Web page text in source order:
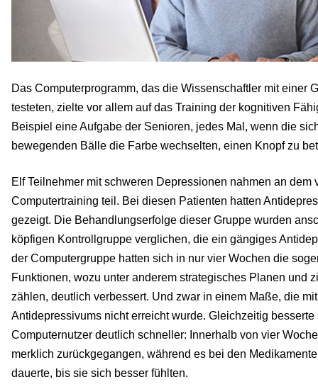
Das Computerprogramm, das die Wissenschaftler mit einer
testeten, zielte vor allem auf das Training der kognitiven
Beispiel eine Aufgabe der Senioren, jedes Mal, wenn die
bewegenden Bälle die Farbe wechselten, einen Knopf zu
Elf Teilnehmer mit schweren Depressionen nahmen an dem
Computertraining teil. Bei diesen Patienten hatten
gezeigt. Die Behandlungserfolge dieser Gruppe wurden
köpfigen Kontrollgruppe verglichen, die ein gängiges
der Computergruppe hatten sich in nur vier Wochen die
Funktionen, wozu unter anderem strategisches Planen und
zählen, deutlich verbessert. Und zwar in einem Maße, die
Antidepressivums nicht erreicht wurde. Gleichzeitig
Computernutzer deutlich schneller: Innerhalb von vier
merklich zurückgegangen, während es bei den
dauerte, bis sie sich besser fühlten.